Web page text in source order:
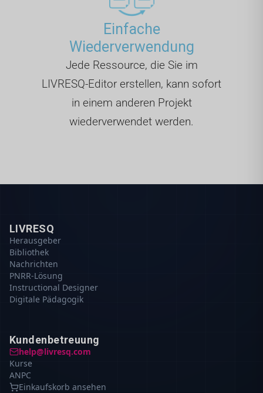
Einfache
Wiederverwendung
Jede Ressource, die Sie im
LIVRESQ-Editor erstellen, kann sofort
in einem anderen Projekt
wiederverwendet werden.
LIVRESQ
Herausgeber
Bibliothek
Nachrichten
PNRR-Lösung
Instructional Designer
Digitale Pädagogik
Kundenbetreuung
help@livresq.com
Kurse
ANPC
Einkaufskorb ansehen